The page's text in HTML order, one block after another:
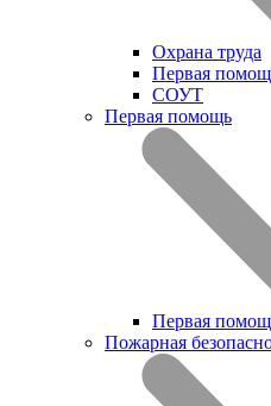
Охрана труда
Первая
СОУТ
Первая помощь
Первая
Пожарная